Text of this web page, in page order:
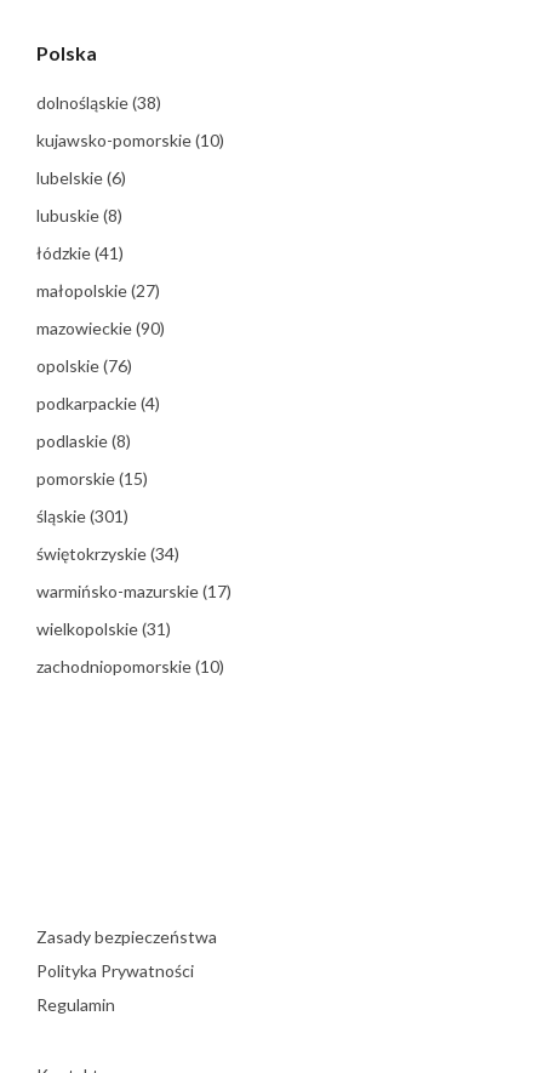
Polska
dolnośląskie(38)
kujawsko-pomorskie(10)
lubelskie(6)
lubuskie(8)
łódzkie(41)
małopolskie(27)
mazowieckie(90)
opolskie(76)
podkarpackie(4)
podlaskie(8)
pomorskie(15)
śląskie(301)
świętokrzyskie(34)
warmińsko-mazurskie(17)
wielkopolskie(31)
zachodniopomorskie(10)
Zasady bezpieczeństwa
Polityka Prywatności
Regulamin